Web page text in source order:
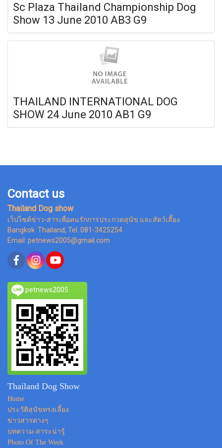
Sc Plaza Thailand Championship Dog
Show 13 June 2010 AB3 G9
THAILAND INTERNATIONAL DOG
SHOW 24 June 2010 AB1 G9
Contact us
Thailand Dog show
เว็ปไซต์ข่าว-สารเพื่อคนรักการประกวดสุนัข และสัตว์เลี้ยง
Bangkok Thailand, Tel. 081-3425254
Email: petnews2005@gmail.com
petnews2005
Thailand Dog Show
Home
ประวัติสุนัขทรงเลี้ยง
ข่าวสารต่างๆ
บทความ-สาระน่ารู้
Photo Of The Week